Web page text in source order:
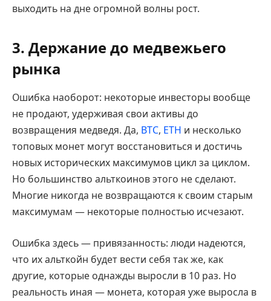
выходить на дне огромной волны рост.
3. Держание до медвежьего
рынка
Ошибка наоборот: некоторые инвесторы вообще
не продают, удерживая свои активы до
возвращения медведя. Да, BTC, ETH и несколько
топовых монет могут восстановиться и достичь
новых исторических максимумов цикл за циклом.
Но большинство альткоинов этого не сделают.
Многие никогда не возвращаются к своим старым
максимумам — некоторые полностью исчезают.
Ошибка здесь — привязанность: люди надеются,
что их альткойн будет вести себя так же, как
другие, которые однажды выросли в 10 раз. Но
реальность иная — монета, которая уже выросла в